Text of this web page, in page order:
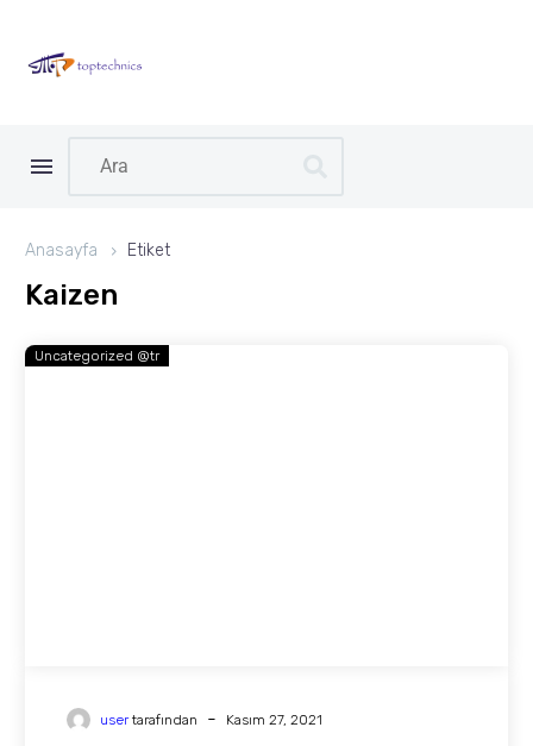
Anasayfa Etiket
Kaizen
Uncategorized @tr
usertarafından - Kasım 27, 2021